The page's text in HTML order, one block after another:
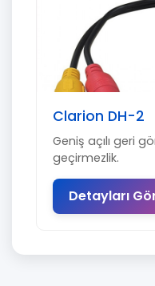
Clarion DH-2
Geniş açılı geri
geçirmezlik.
Detayları